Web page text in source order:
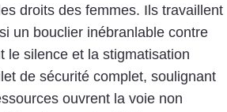
droits des femmes. Ils travaillent
un bouclier inébranlable contre
le silence et la stigmatisation
de sécurité complet, soulignant
ouvrent la voie non